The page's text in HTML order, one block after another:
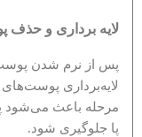
لایه برداری و
پس از نرم شدن
لایه‌برداری پوست‌های
مرحله باعث
پا جلوگیری شود.